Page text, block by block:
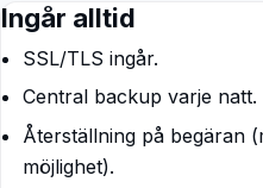
Ingår alltid
SSL/TLS ingår.
Central backup varje natt.
Återställning på begäran
möjlighet).